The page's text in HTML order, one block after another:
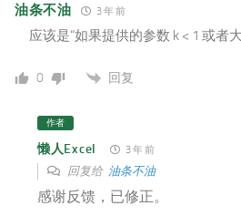
油条不油 3 年 前
应该是“如果提供的参数 k < 1 或者
0 回复
作者
懒人Excel 3 年 前
回复给 油条不油
感谢反馈，已修正。